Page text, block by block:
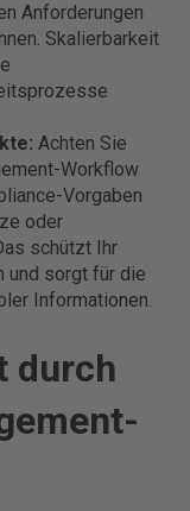
Anforderungen
Skalierbarkeit
Achten Sie
Workflow
Vorgaben
oder
schützt Ihr
und sorgt für die
Informationen.
durch